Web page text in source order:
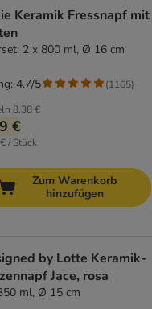
Keramik Fressnapf mit
2 x 800 ml, Ø 16 cm
8,38 €
€
/ Stück
4.7/5 (1165)
Zum Warenkorb
hinzufügen
by Lotte Keramik-
Jace, rosa
ml, Ø 15 cm